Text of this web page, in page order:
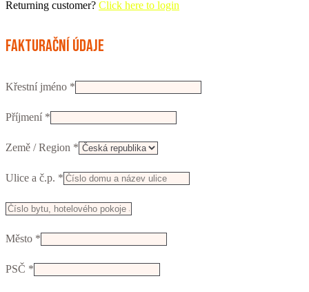
Returning customer? Click here to login
Fakturační údaje
Křestní jméno *
Příjmení *
Země / Region *
Ulice a č.p. *
Např.
vchodu,
firma,
Město *
PSČ *